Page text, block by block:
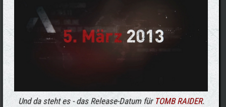
Und da steht es - das Release-Datum für TOMB RAIDER.